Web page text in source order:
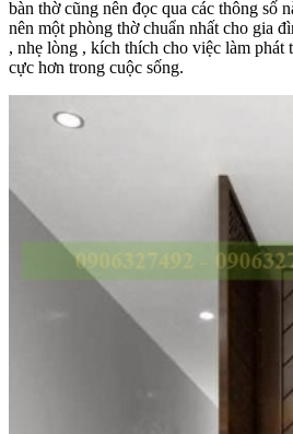
bàn thờ cũng nên đọc qua các thông số
nên một phòng thờ chuẩn nhất cho gia
, nhẹ lòng , kích thích cho việc làm phát
cực hơn trong cuộc sống.